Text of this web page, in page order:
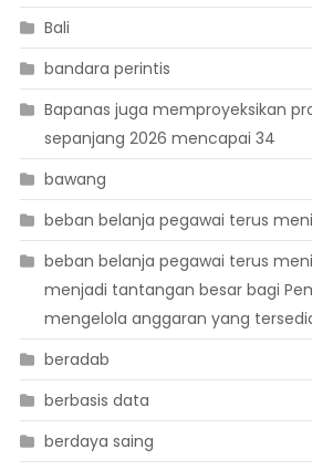
Bali
bandara perintis
Bapanas juga memproyeksikan
sepanjang 2026 mencapai 34
bawang
beban belanja pegawai terus
beban belanja pegawai terus
menjadi tantangan besar bagi
mengelola anggaran yang
beradab
berbasis data
berdaya saing